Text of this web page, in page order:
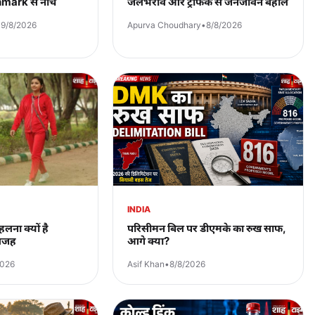
9/8/2026 Apurva Choudhary•8/8/2026
क्यों है
INDIA
परिसीमन बिल पर डीएमके का रुख साफ,
आगे क्या?
Asif Khan•8/8/2026